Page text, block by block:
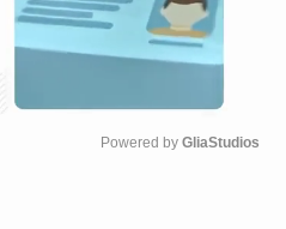
Powered by GliaStudios